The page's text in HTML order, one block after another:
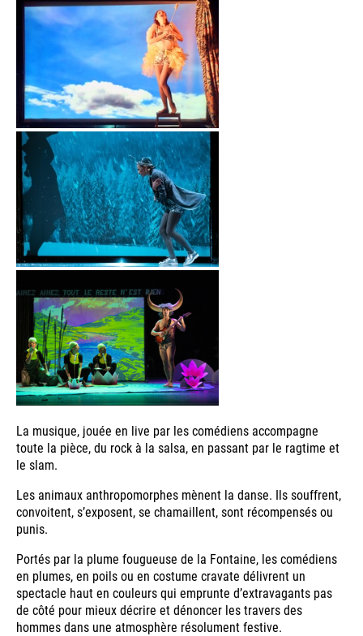
La musique, jouée en live par les comédiens accompagne
toute la pièce, du rock à la salsa, en passant par le ragtime et
le slam.
Les animaux anthropomorphes mènent la danse. Ils souffrent,
convoitent, s’exposent, se chamaillent, sont récompensés ou
punis.
Portés par la plume fougueuse de la Fontaine, les comédiens
en plumes, en poils ou en costume cravate délivrent un
spectacle haut en couleurs qui emprunte d’extravagants pas
de côté pour mieux décrire et dénoncer les travers des
hommes dans une atmosphère résolument festive.